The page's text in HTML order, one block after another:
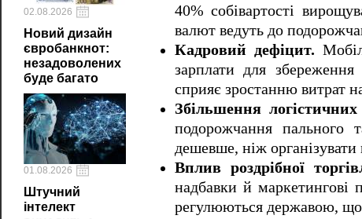
02.08.2026
Новий дизайн
євробанкнот:
незадоволених
буде багато
01.08.2026
Штучний
інтелект
40% собівартості
валют ведуть до
Кадровий дефіцит.
зарплати для
сприяє зростанню витрат
Збільшення логістичних
подорожчання пального
дешевше, ніж
Вплив роздрібної
надбавки й маркетингові
регулюються державою, що